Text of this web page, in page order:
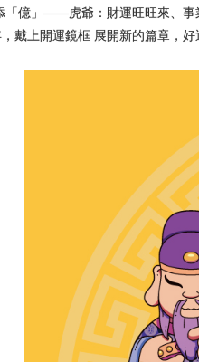
「億」——虎爺：財運旺旺來、
戴上開運鏡框 展開新的篇章，好